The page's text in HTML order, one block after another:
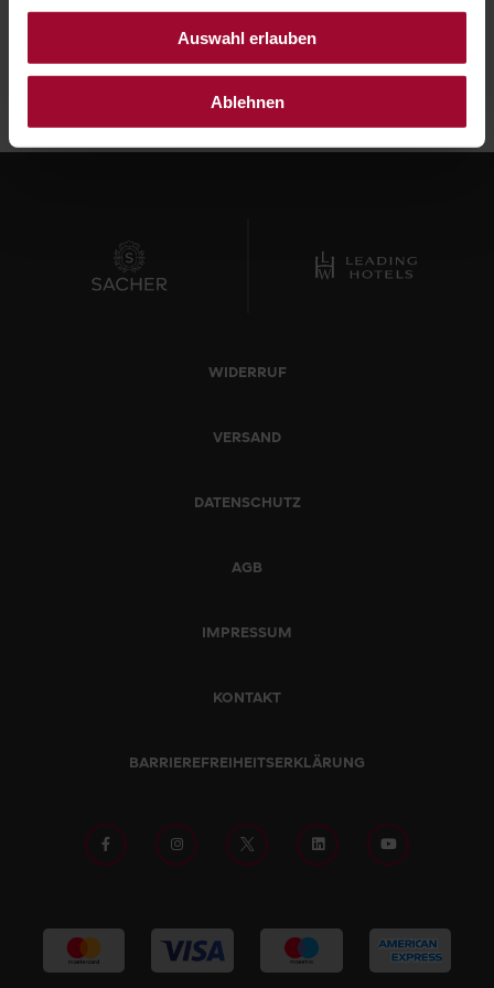
Auswahl erlauben
Ablehnen
WIDERRUF
VERSAND
DATENSCHUTZ
AGB
IMPRESSUM
KONTAKT
BARRIEREFREIHEITSERKLÄRUNG